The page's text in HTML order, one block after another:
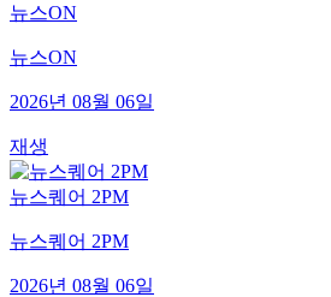
뉴스ON
뉴스ON
2026년 08월 06일
재생
뉴스퀘어 2PM
뉴스퀘어 2PM
2026년 08월 06일